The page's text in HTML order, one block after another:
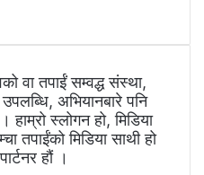
वा तपाईं सम्वद्ध संस्था,
अभियानबारे पनि
स्लोगन हो, मिडिया
तपाईंको मिडिया साथी हो
हौं ।